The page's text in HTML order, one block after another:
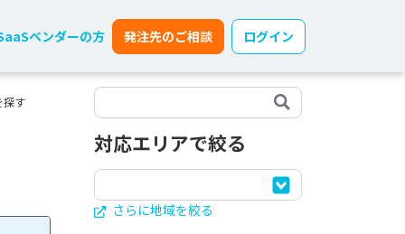
ベンダーの方 発注先のご相談 ログイン
探す
対応エリアで絞る
さらに地域を絞る